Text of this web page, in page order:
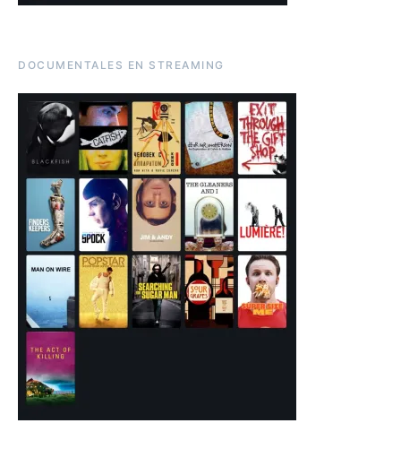
DOCUMENTALES EN STREAMING